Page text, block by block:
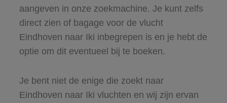
aangeven in onze zoekmachine. Je kunt zelfs
direct zien of bagage voor de vlucht
Eindhoven naar Iki inbegrepen is en je hebt de
optie om dit eventueel bij te boeken.
Je bent niet de enige die zoekt naar
Eindhoven naar Iki vluchten en wij zijn ervan